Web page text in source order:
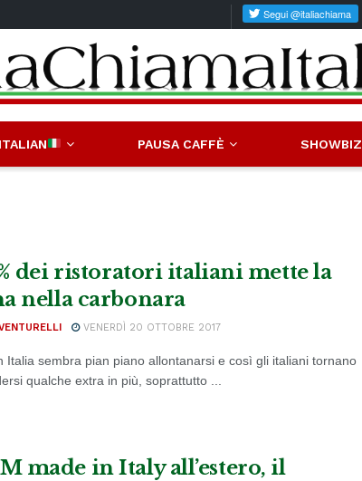
PAUSA CAFFÈ SHOWBIZ
dei ristoratori italiani mette la
nella carbonara
VENERDÌ 20 OTTOBRE 2017
Italia sembra pian piano allontanarsi e così gli italiani tornano
qualche extra in più, soprattutto ...
made in Italy all’estero, il